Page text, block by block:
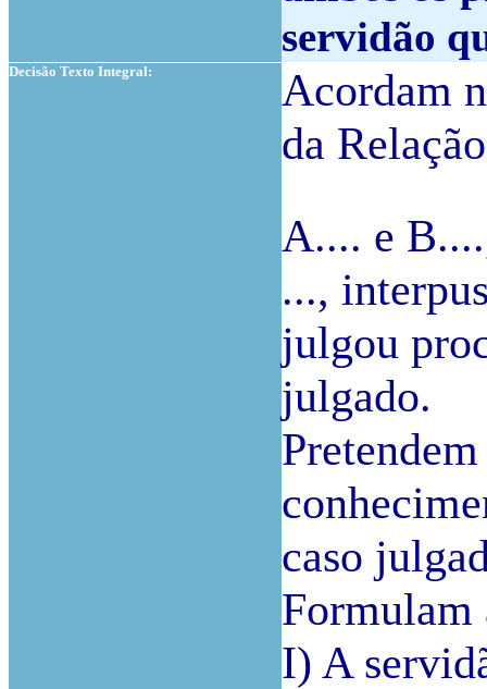
servidão
Decisão Texto Integral:
Acordam
da
A.... e
...,
julgou
julgado.
caso
Formulam
I) A